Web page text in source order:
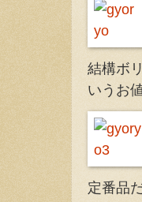
結構ボ
いうお
定番品